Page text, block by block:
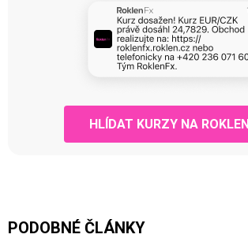
HLÍDAT KURZY NA
PODOBNÉ ČLÁNKY